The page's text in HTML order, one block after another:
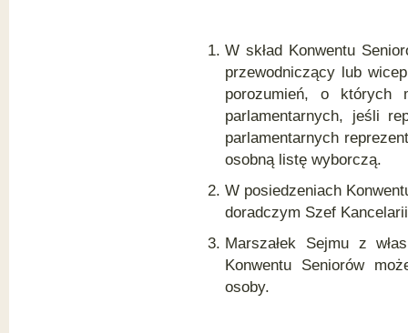
W skład Konwentu
przewodniczący lub
porozumień, o
parlamentarnych, jeśli
parlamentarnych
osobną listę wyborczą.
W posiedzeniach
doradczym Szef
Marszałek Sejmu z
Konwentu Seniorów
osoby.